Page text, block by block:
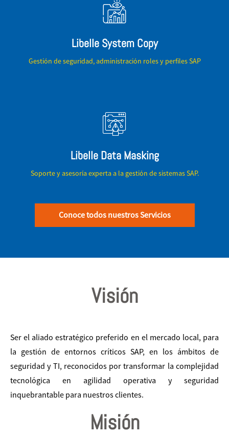
Libelle System Copy
Gestión de seguridad, administración roles y perfiles SAP
Libelle Data Masking
Soporte y asesoría experta a la gestión de sistemas SAP.
Conoce todos nuestros Servicios
Visión
Ser el aliado estratégico preferido en el mercado local, para
la gestión de entornos críticos SAP, en los ámbitos de
seguridad y TI, reconocidos por transformar la complejidad
tecnológica en agilidad operativa y seguridad
inquebrantable para nuestros clientes.
Misión